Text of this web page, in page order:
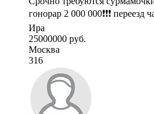
гонорар 2 000 000❗❗❗
Ира
25000000 руб.
Москва
316